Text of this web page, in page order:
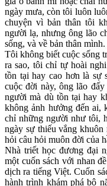
ngày mưa, còn tôi luôn
chuyện vì bản thân tôi
người lạ, nhưng ông lão
sống, và về bản thân mình.
Tôi không biết cuộc sống
ra sao, tôi chỉ tự hoài
tồn tại hay cao hơn là sự
cuộc đời này, ông lão
người mà dù tồn tại hay
không ảnh hưởng đến ai,
chỉ những người như tôi,
ngày sự thiếu vắng
hỏi câu hỏi muôn đời của
Nhà triết học đương đại
một cuốn sách với nhan
dịch ra tiếng Việt. Cuốn
hành trình khám phá bộ